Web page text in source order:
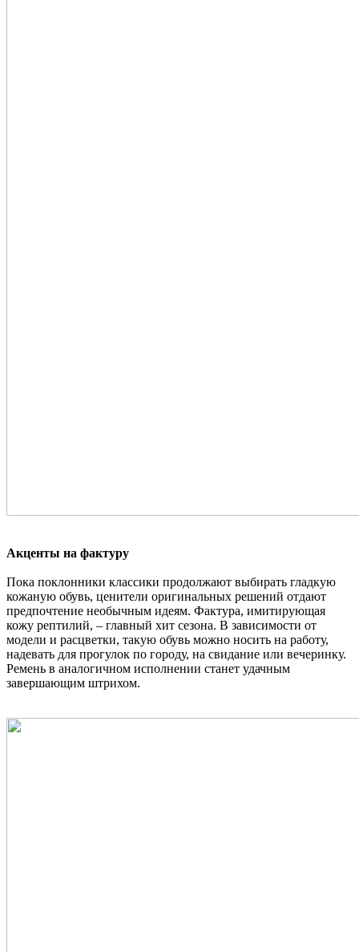
Акценты на фактуру
Пока поклонники классики продолжают выбирать гладкую
кожаную обувь, ценители оригинальных решений отдают
предпочтение необычным идеям. Фактура, имитирующая
кожу рептилий, – главный хит сезона. В зависимости от
модели и расцветки, такую обувь можно носить на работу,
надевать для прогулок по городу, на свидание или вечеринку.
Ремень в аналогичном исполнении станет удачным
завершающим штрихом.